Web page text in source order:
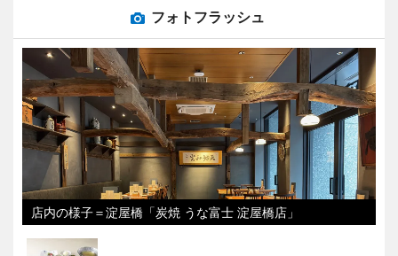
フォトフラッシュ
店内の様子＝淀屋橋「炭焼 うな富士 淀屋橋店」